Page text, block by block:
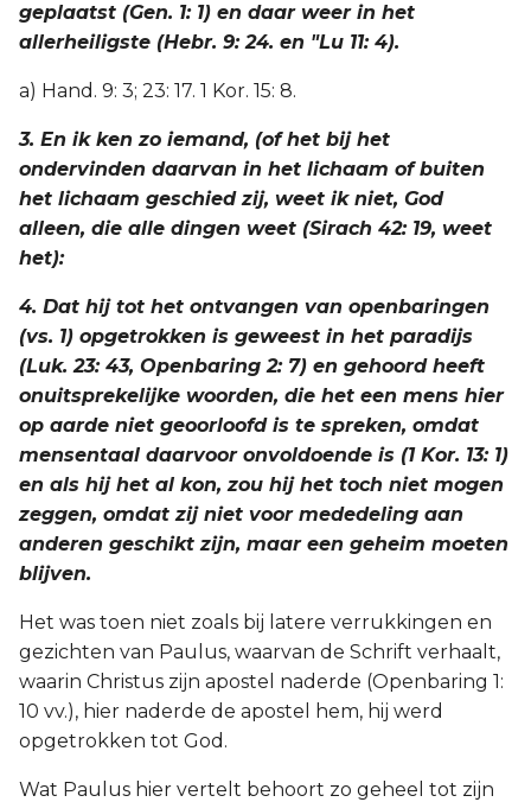
geplaatst (Gen. 1: 1) en daar weer in het
allerheiligste (Hebr. 9: 24. en "Lu 11: 4).
a) Hand. 9: 3; 23: 17. 1 Kor. 15: 8.
3. En ik ken zo iemand, (of het bij het
ondervinden daarvan in het lichaam of buiten
het lichaam geschied zij, weet ik niet, God
alleen, die alle dingen weet (Sirach 42: 19, weet
het):
4. Dat hij tot het ontvangen van openbaringen
(vs. 1) opgetrokken is geweest in het paradijs
(Luk. 23: 43, Openbaring 2: 7) en gehoord heeft
onuitsprekelijke woorden, die het een mens hier
op aarde niet geoorloofd is te spreken, omdat
mensentaal daarvoor onvoldoende is (1 Kor. 13: 1)
en als hij het al kon, zou hij het toch niet mogen
zeggen, omdat zij niet voor mededeling aan
anderen geschikt zijn, maar een geheim moeten
blijven.
Het was toen niet zoals bij latere verrukkingen en
gezichten van Paulus, waarvan de Schrift verhaalt,
waarin Christus zijn apostel naderde (Openbaring 1:
10 vv.), hier naderde de apostel hem, hij werd
opgetrokken tot God.
Wat Paulus hier vertelt behoort zo geheel tot zijn